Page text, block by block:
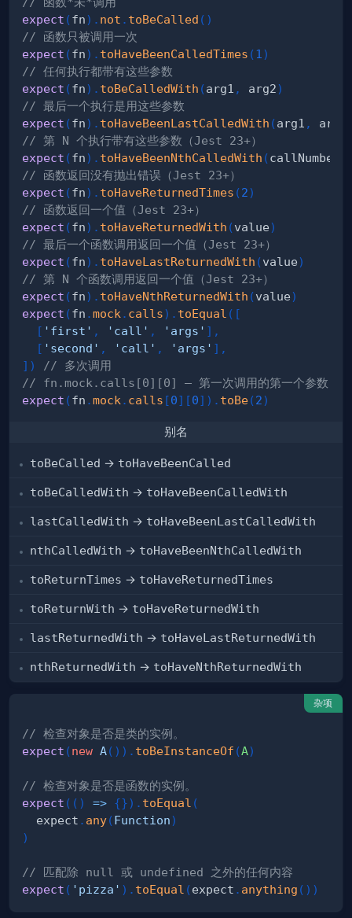
expect (fn) . not . toBeCalled ( )
// 函数只被调用一次
expect (fn) . toHaveBeenCalledTimes (1 )
// 任何执行都带有这些参数
expect (fn) . toBeCalledWith (arg1 , arg2)
// 最后一个执行是用这些参数
expect (fn) . toHaveBeenLastCalledWith (arg1 , arg2
// 第 N 个执行带有这些参数（Jest 23+）
expect (fn) . toHaveBeenNthCalledWith (callNumber
// 函数返回没有抛出错误（Jest 23+）
expect (fn) . toHaveReturnedTimes (2)
// 函数返回一个值（Jest 23+）
expect (fn) . toHaveReturnedWith (value)
// 最后一个函数调用返回一个值（Jest 23+）
expect (fn) . toHaveLastReturnedWith (value)
// 第 N 个函数调用返回一个值（Jest 23+）
expect (fn) . toHaveNthReturnedWith (value)
expect (fn .mock . calls) . toEqual ( [
[ 'first' , 'call' , 'args' ] ,
[ 'second' , 'call' , 'args' ] ,
] )
// 多次调用
// fn.mock.calls[0][0] — 第一次调用的第一个参数
expect (fn .mock . calls [0] [0] ) . toBe(2)
别名
toBeCalled → toHaveBeenCalled
toBeCalledWith → toHaveBeenCalledWith
lastCalledWith → toHaveBeenLastCalledWith
nthCalledWith → toHaveBeenNthCalledWith
toReturnTimes → toHaveReturnedTimes
toReturnWith → toHaveReturnedWith
lastReturnedWith → toHaveLastReturnedWith
nthReturnedWith → toHaveNthReturnedWith
杂项
// 检查对象是否是类的实例。
expect (new A( ) ) . toBeInstanceOf (A)
// 检查对象是否是函数的实例。
expect ( ( ) => {}) . toEqual (
  expect
. any(Function)
)
// 匹配除 null 或 undefined 之外的任何内容
expect ( 'pizza' ) . toEqual (expect . anything ( ) )